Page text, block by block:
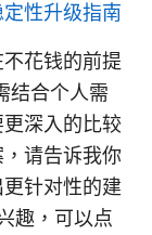
性升级指南
花钱的前提
结合个人需
深入的比较
请告诉我你
针对性的建
趣，可以点